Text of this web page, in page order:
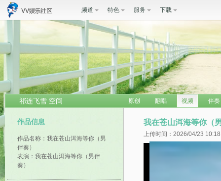
频道 特色 服务 下载
祁连飞雪 空间 原创 翻唱 视频 伴奏
作品信息
作品名称：我在苍山洱海等你（男
伴奏）
表演：我在苍山洱海等你（男伴
奏）
我在苍山洱海等你（
上传时间：2026/04/23 10:18